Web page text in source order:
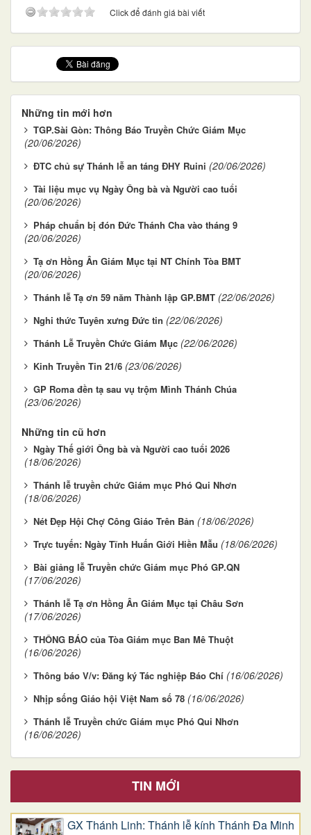
Click để đánh giá bài viết
Những tin mới hơn
TGP.Sài Gòn: Thông Báo Truyền Chức Giám Mục
(20/06/2026)
ĐTC chủ sự Thánh lễ an táng ĐHY Ruini (20/06/2026)
Tài liệu mục vụ Ngày Ông bà và Người cao tuổi
(20/06/2026)
Pháp chuẩn bị đón Đức Thánh Cha vào tháng 9
(20/06/2026)
Tạ ơn Hồng Ân Giám Mục tại NT Chính Tòa BMT
(20/06/2026)
Thánh lễ Tạ ơn 59 năm Thành lập GP.BMT (22/06/2026)
Nghi thức Tuyên xưng Đức tin (22/06/2026)
Thánh Lễ Truyền Chức Giám Mục (22/06/2026)
Kinh Truyền Tin 21/6 (23/06/2026)
GP Roma đền tạ sau vụ trộm Mình Thánh Chúa
(23/06/2026)
Những tin cũ hơn
Ngày Thế giới Ông bà và Người cao tuổi 2026
(18/06/2026)
Thánh lễ truyền chức Giám mục Phó Qui Nhơn
(18/06/2026)
Nét Đẹp Hội Chợ Công Giáo Trên Bản (18/06/2026)
Trực tuyến: Ngày Tĩnh Huấn Giới Hiền Mẫu (18/06/2026)
Bài giảng lễ Truyền chức Giám mục Phó GP.QN
(17/06/2026)
Thánh lễ Tạ ơn Hồng Ân Giám Mục tại Châu Sơn
(17/06/2026)
THÔNG BÁO của Tòa Giám mục Ban Mê Thuột
(16/06/2026)
Thông báo V/v: Đăng ký Tác nghiệp Báo Chí (16/06/2026)
Nhịp sống Giáo hội Việt Nam số 78 (16/06/2026)
Thánh lễ Truyền chức Giám mục Phó Qui Nhơn
(16/06/2026)
TIN MỚI
GX Thánh Linh: Thánh lễ kính Thánh Đa Minh